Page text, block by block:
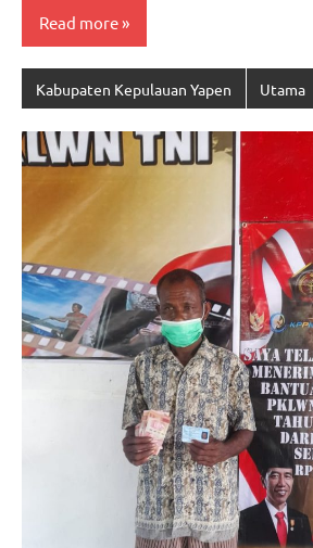
Read more
Kabupaten Kepulauan Yapen Utama